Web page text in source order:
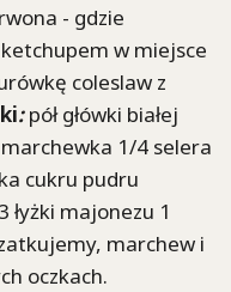
- gdzie
w miejsce
coleslaw z
:pół główki białej
1/4 selera
cukru pudru
łyżki majonezu 1
marchew i
oczkach.